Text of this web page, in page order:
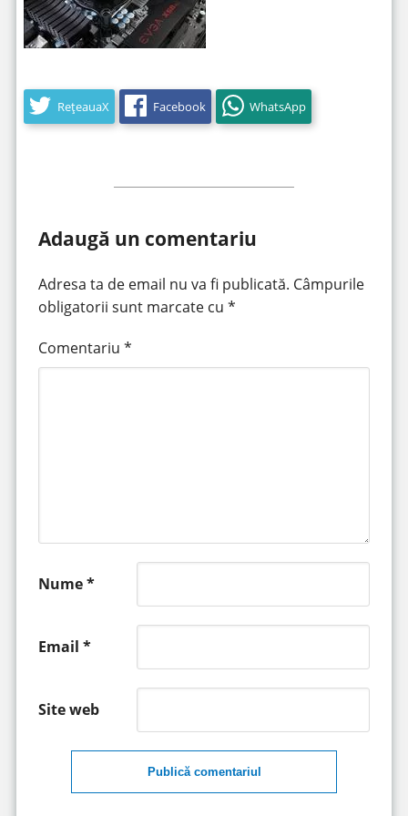
RețeauaX Facebook WhatsApp
Adaugă un comentariu
Adresa ta de email nu va fi publicată. Câmpurile
obligatorii sunt marcate cu *
Comentariu *
Nume*
Email *
Site web
Publică comentariul